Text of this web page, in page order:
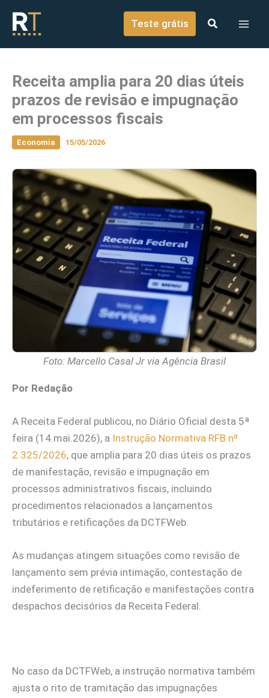
conteúdo
Teste grátis
Receita amplia para 20 dias úteis
prazos de revisão e impugnação
em processos fiscais
Economia 15/05/2026
Foto: Marcello Casal Jr via Agência Brasil
Por Redação
A Receita Federal publicou, no Diário Oficial desta 5ª
feira (14.mai.2026), a Instrução Normativa RFB nº
2.325/2026, que amplia para 20 dias úteis os prazos
de manifestação, revisão e impugnação em
processos administrativos fiscais, incluindo
procedimentos relacionados a lançamentos
tributários e retificações da DCTFWeb.
As mudanças atingem situações como revisão de
lançamento sem prévia intimação, contestação de
indeferimento de retificação e manifestações contra
despachos decisórios da Receita Federal.
No caso da DCTFWeb, a instrução normativa também
ajusta o rito de tramitação das impugnações